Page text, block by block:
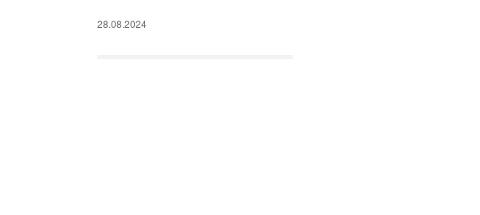
28.08.2024